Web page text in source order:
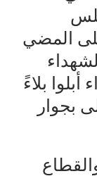
المضي
بلاءً
بجوار